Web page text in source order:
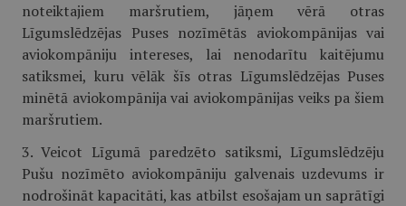
noteiktajiem maršrutiem, jāņem vērā otras
Līgumslēdzējas Puses nozīmētās aviokompānijas vai
aviokompāniju intereses, lai nenodarītu kaitējumu
satiksmei, kuru vēlāk šīs otras Līgumslēdzējas Puses
minētā aviokompānija vai aviokompānijas veiks pa šiem
maršrutiem.
3. Veicot Līgumā paredzēto satiksmi, Līgumslēdzēju
Pušu nozīmēto aviokompāniju galvenais uzdevums ir
nodrošināt kapacitāti, kas atbilst esošajam un saprātīgi